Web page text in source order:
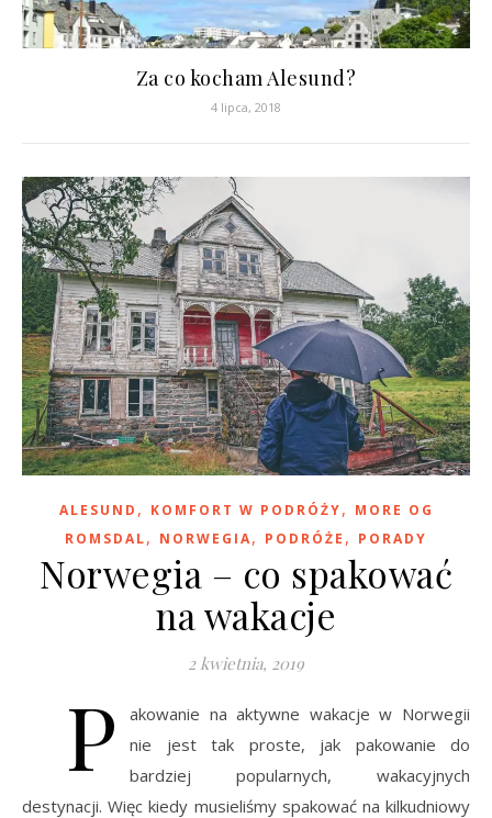
Za co kocham Alesund?
4 lipca, 2018
ALESUND , KOMFORT W PODRÓŻY, MORE OG
ROMSDAL, NORWEGIA, PODRÓŻE , PORADY
Norwegia – co spakować
na wakacje
2 kwietnia, 2019
P
akowanie na aktywne wakacje w Norwegii
nie jest tak proste, jak pakowanie do
bardziej popularnych, wakacyjnych
destynacji. Więc kiedy musieliśmy spakować na kilkudniowy